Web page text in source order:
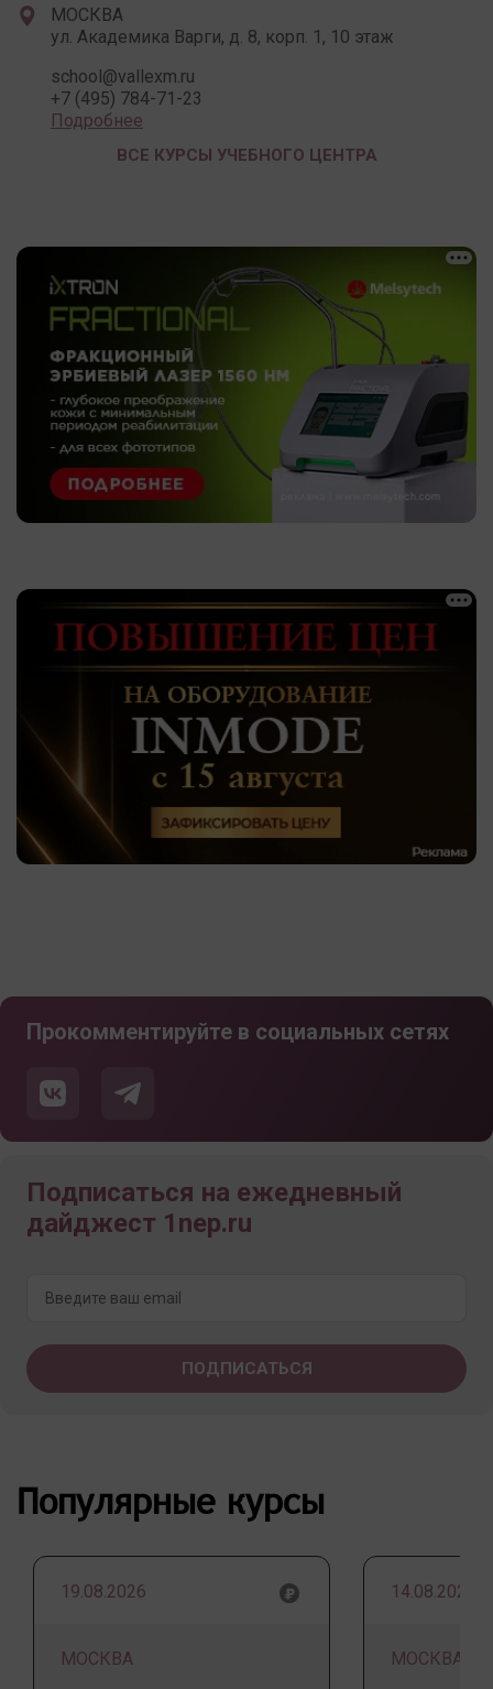
МОСКВА
ул. Академика Варги, д. 8, корп. 1, 10 этаж
school@vallexm.ru
+7 (495) 784-71-23
Подробнее
ВСЕ КУРСЫ УЧЕБНОГО ЦЕНТРА
Прокомментируйте в социальных сетях
Подписаться на ежедневный
дайджест 1nep.ru
Популярные курсы
19.08.2026
МОСКВА
14.08.2026
МОСКВА